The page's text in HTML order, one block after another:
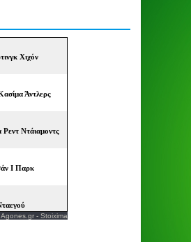
Agones.gr - Stoixima